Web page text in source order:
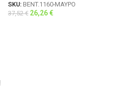
SKU: BENT.1160-ΜΑΥΡΟ
37,52€ 26,26€